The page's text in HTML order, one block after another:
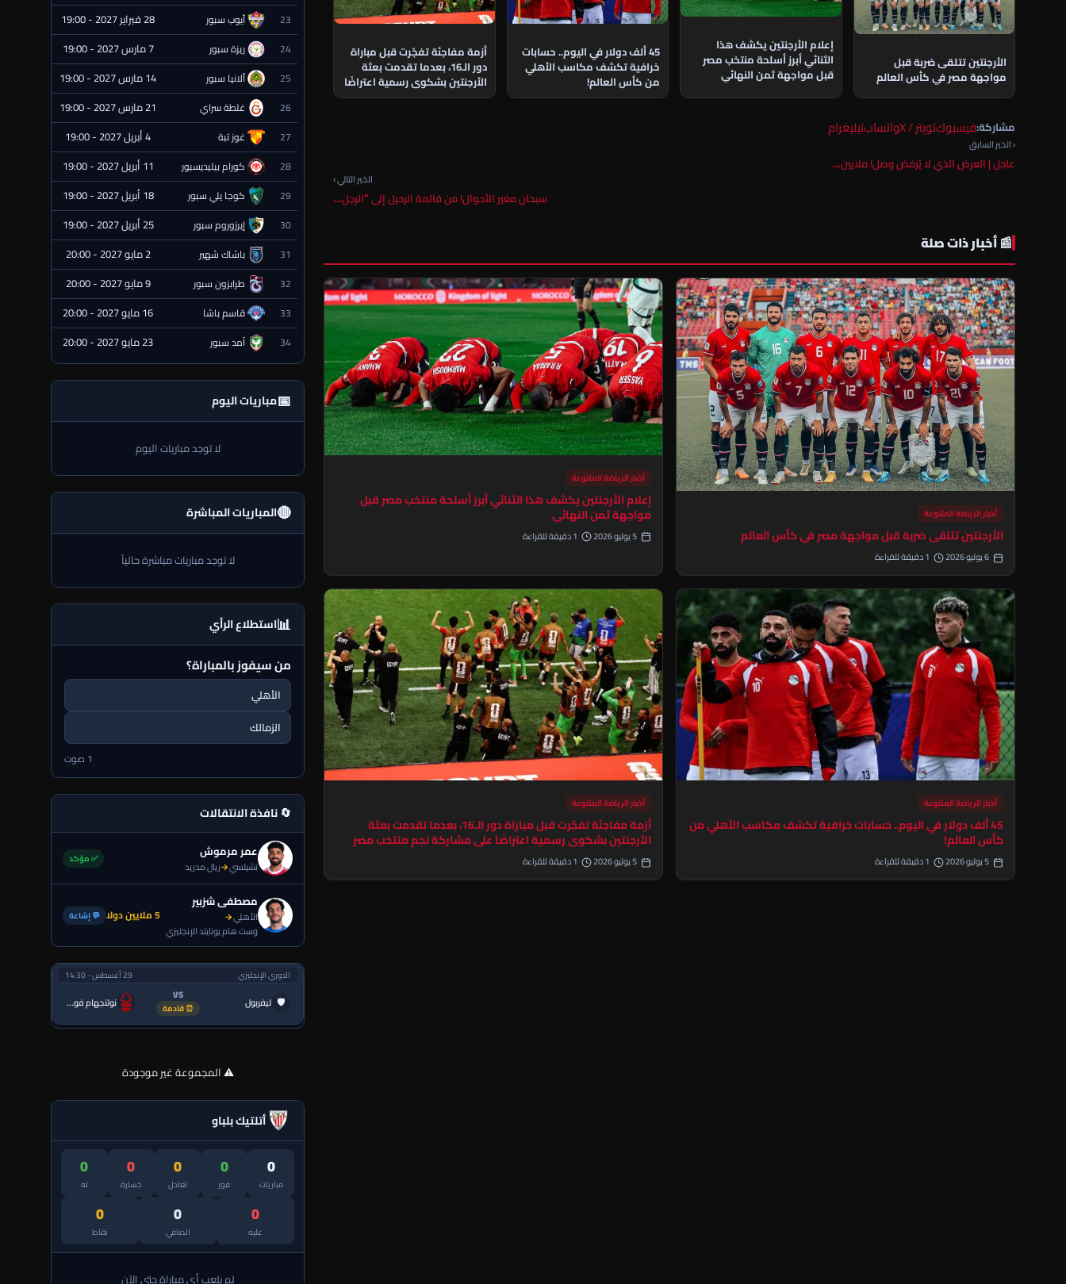
الأرجنتين تتلقى ضربة قبل
مواجهة مصر في كأس العالم
إعلام الأرجنتين يكشف هذا
الثنائي أبرز أسلحة منتخب مصر
قبل مواجهة ثمن النهائي
45 ألف دولار في اليوم.. حسابات
خرافية تكشف مكاسب الأهلي
من كأس العالم!
أزمة مفاجئة تفجّرت قبل مباراة
دور الـ16، بعدما تقدمت بعثة
الأرجنتين بشكوى رسمية اعتراضًا
على مشاركة نجم منتخب مصر
مشاركة:فيسبوكتويتر / X واتسابتيليغرام
‹ الخبر السابق
عاجل | العرض الذي لا يُرفض وصل! ملايين…
الخبر التالي ›
سبحان مغير الأحوال! من قائمة الرحيل إلى “الرجل…
📰 أخبار ذات صلة
أخبار الرياضة المتنوعة
الأرجنتين تتلقى ضربة قبل مواجهة مصر في كأس العالم
أخبار الرياضة المتنوعة
إعلام الأرجنتين يكشف هذا الثنائي أبرز أسلحة منتخب مصر قبل
مواجهة ثمن النهائي
أخبار الرياضة المتنوعة
45 ألف دولار في اليوم.. حسابات خرافية تكشف مكاسب الأهلي من
كأس العالم!
أخبار الرياضة المتنوعة
أزمة مفاجئة تفجّرت قبل مباراة دور الـ16، بعدما تقدمت بعثة
الأرجنتين بشكوى رسمية اعتراضًا على مشاركة نجم منتخب مصر
23 أيوب سبور 28 فبراير 2027 - 19:00
24 ريزة سبور 7 مارس 2027 - 19:00
25 ألانيا سبور 14 مارس 2027 - 19:00
26 غلطة سراي 21 مارس 2027 - 19:00
27 غوز تبة 4 أبريل 2027 - 19:00
28 كورام بيليديسبور 11 أبريل 2027 - 19:00
29 كوجا يلي سبور 18 أبريل 2027 - 19:00
30 إيرزوروم سبور 25 أبريل 2027 - 19:00
31 باشاك شهير 2 مايو 2027 - 20:00
32 طرابزون سبور 9 مايو 2027 - 20:00
33 قاسم باشا 16 مايو 2027 - 20:00
34 آمد سبور 23 مايو 2027 - 20:00
📅مباريات اليوم
لا توجد مباريات اليوم
🔴المباريات المباشرة
لا توجد مباريات مباشرة حالياً
📊استطلاع الرأي
من سيفوز بالمباراة؟
الأهلي
الزمالك
1 صوت
🔄 نافذة الانتقالات
عمر مرموش
تشيلسي→ريال مدريد
✅ مؤكد
مصطفى شزبير
الأهلي→
وست هام يونايتد الإنجليزي
5 ملايين دولا 💬 إشاعة
الدوري الإنجليزي 29 أغسطس - 14:30
🛡 ليفربول VS
⏰ قادمة نوتنجهام فورست
⚠️ المجموعة غير موجودة
أتلتيك بلباو
0
مباريات
0
فوز
0
تعادل
0
خسارة
0
له
0
عليه
0
الصافي
0
نقاط
لم يلعب أي مباراة حتى الآن